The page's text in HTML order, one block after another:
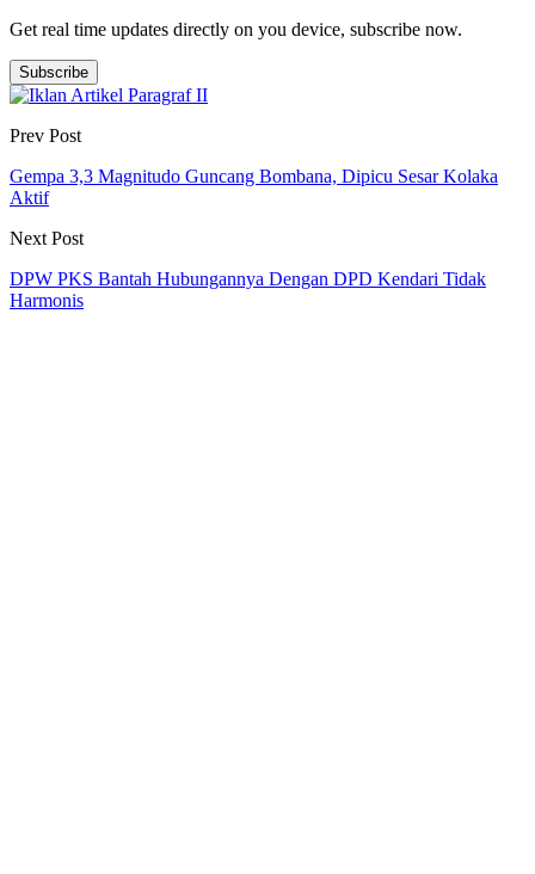
Get real time updates directly on you device, subscribe now.
Subscribe
Prev Post
Gempa 3,3 Magnitudo Guncang Bombana, Dipicu Sesar Kolaka
Aktif
Next Post
DPW PKS Bantah Hubungannya Dengan DPD Kendari Tidak
Harmonis